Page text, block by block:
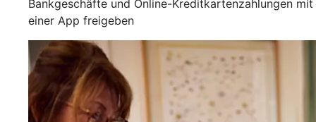
Bankgeschäfte und Online-Kreditkartenzahlungen mit
einer App freigeben